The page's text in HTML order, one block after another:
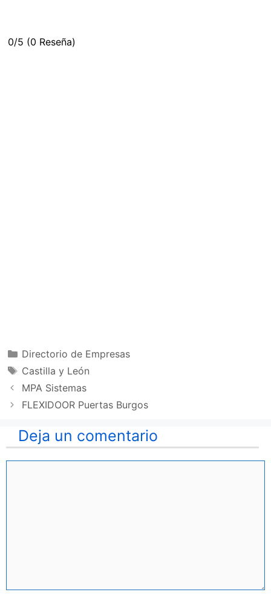
0/5 (0 Reseña)
Categorías
Directorio de Empresas
Etiquetas
Castilla y León
MPA Sistemas
FLEXIDOOR Puertas Burgos
Deja un comentario